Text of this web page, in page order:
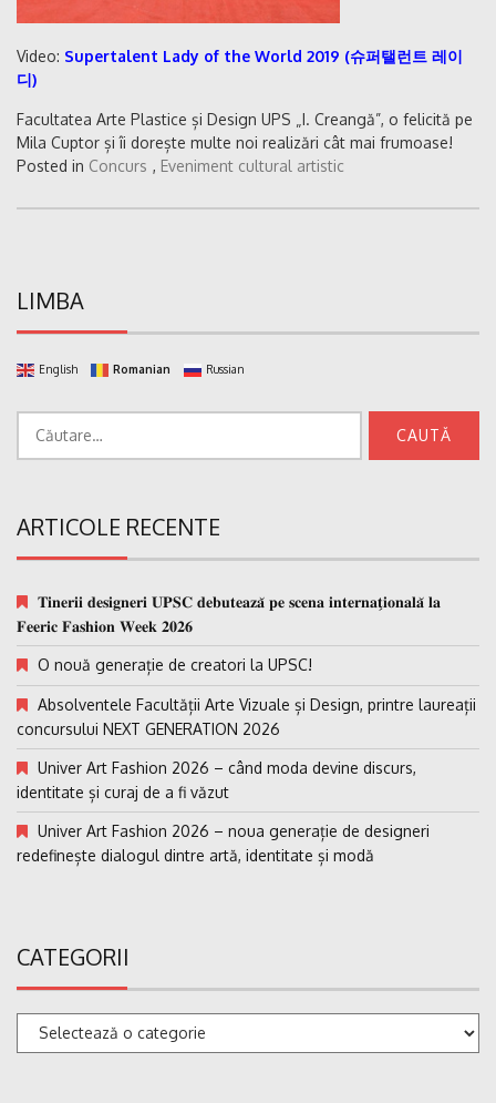
Video: Supertalent Lady of the World 2019 (슈퍼탤런트 레이
디)
Facultatea Arte Plastice și Design UPS „I. Creangă”, o felicită pe
Mila Cuptor și îi dorește multe noi realizări cât mai frumoase!
Posted in Concurs , Eveniment cultural artistic
LIMBA
English Romanian Russian
după:
ARTICOLE RECENTE
𝐓𝐢𝐧𝐞𝐫𝐢𝐢 𝐝𝐞𝐬𝐢𝐠𝐧𝐞𝐫𝐢 𝐔𝐏𝐒𝐂 𝐝𝐞𝐛𝐮𝐭𝐞𝐚𝐳𝐚̆ 𝐩𝐞 𝐬𝐜𝐞𝐧𝐚 𝐢𝐧𝐭𝐞𝐫𝐧𝐚𝐭̗𝐢𝐨𝐧𝐚𝐥𝐚̆ 𝐥𝐚
𝐅𝐞𝐞𝐫𝐢𝐜 𝐅𝐚𝐬𝐡𝐢𝐨𝐧 𝐖𝐞𝐞𝐤 𝟐𝟎𝟐𝟔
O nouă generație de creatori la UPSC!
Absolventele Facultății Arte Vizuale și Design, printre laureații
concursului NEXT GENERATION 2026
Univer Art Fashion 2026 – când moda devine discurs,
identitate și curaj de a fi văzut
Univer Art Fashion 2026 – noua generație de designeri
redefinește dialogul dintre artă, identitate și modă
CATEGORII
Categorii